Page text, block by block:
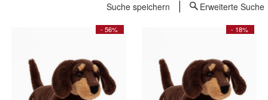
Suche speichern
Erweiterte Suche
- 56% - 18%